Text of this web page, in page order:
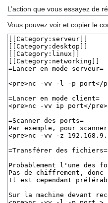
à
la
navigation
à
la
recherche
L’action que vous essayez de
Vous pouvez voir et copier le